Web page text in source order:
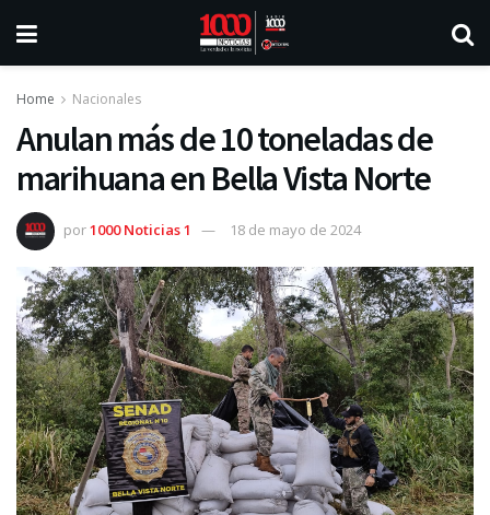
Home Nacionales
Anulan más de 10 toneladas de
marihuana en Bella Vista Norte
por1000 Noticias 1 18 de mayo de 2024